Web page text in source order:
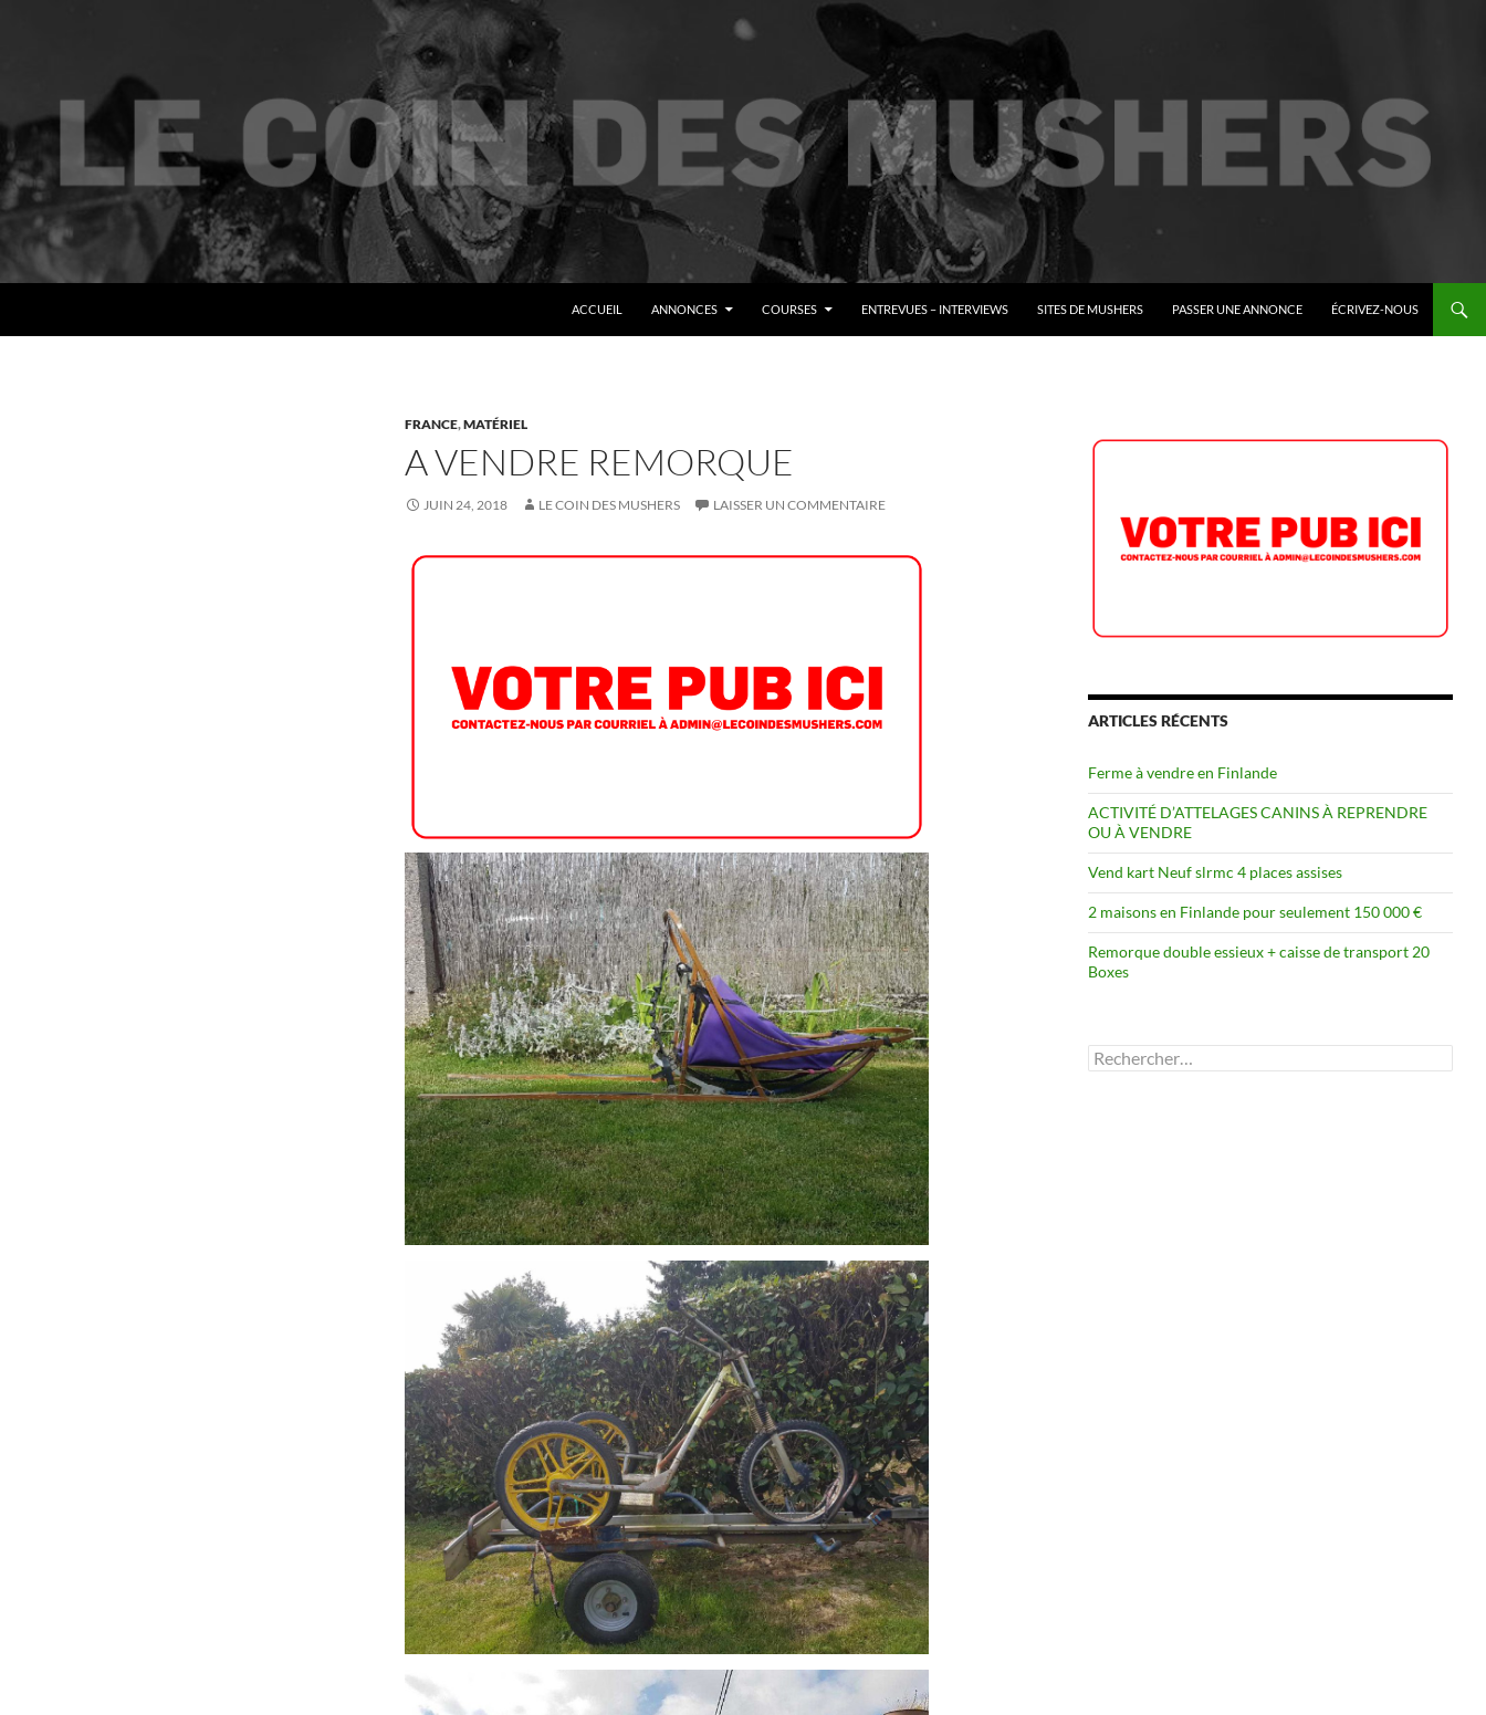
ACCUEIL
ANNONCES COURSES ENTREVUES – INTERVIEWS SITES DE MUSHERS PASSER UNE ANNONCE ÉCRIVEZ-NOUS
FRANCE,MATÉRIEL
A VENDRE REMORQUE
JUIN 24, 2018 LE COIN DES MUSHERS LAISSER UN COMMENTAIRE
ARTICLES RÉCENTS
Ferme à vendre en Finlande
ACTIVITÉ D’ATTELAGES CANINS À REPRENDRE
OU À VENDRE
Vend kart Neuf slrmc 4 places assises
2 maisons en Finlande pour seulement 150 000 €
Remorque double essieux + caisse de transport 20
Boxes
Rechercher :